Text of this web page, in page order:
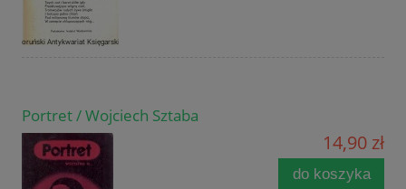
Portret / Wojciech Sztaba
14,90 zł
do koszyka